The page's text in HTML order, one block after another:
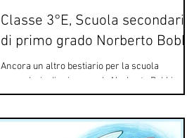
Classe 3°E, Scuola secondaria
di primo grado Norberto Bobbio
Ancora un altro bestiario per la scuola
secondaria di primo grado Norberto Bobbio di
Torino, questa volta tutto disegnato dagli allievi...